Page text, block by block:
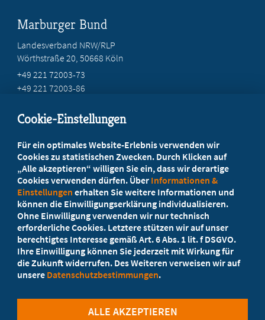
Marburger Bund
Landesverband NRW/RLP
Wörthstraße 20, 50668 Köln
+49 221 72003-73
+49 221 72003-86
Ihr Landesverband berät Sie!
Ansprechpartner
Werden Sie jetzt Mitglied
5 Vorteile einer MB-Mitgliedschaft
Cookie-Einstellungen
Für ein optimales Website-Erlebnis verwenden wir
Cookies zu statistischen Zwecken. Durch Klicken auf
„Alle akzeptieren“ willigen Sie ein, dass wir derartige
Cookies verwenden dürfen. Über Informationen &
Einstellungen erhalten Sie weitere Informationen und
können die Einwilligungserklärung individualisieren.
Ohne Einwilligung verwenden wir nur technisch
erforderliche Cookies. Letztere stützen wir auf unser
berechtigtes Interesse gemäß Art. 6 Abs. 1 lit. f DSGVO.
Ihre Einwilligung können Sie jederzeit mit Wirkung für
die Zukunft widerrufen. Des Weiteren verweisen wir auf
unsere Datenschutzbestimmungen.
ALLE AKZEPTIEREN